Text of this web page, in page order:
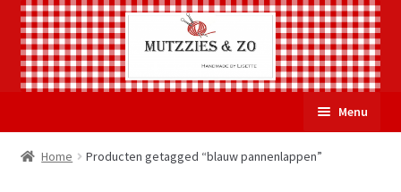
naar
de
Menu
Welkom
Home Producten getagged “blauw pannenlappen”